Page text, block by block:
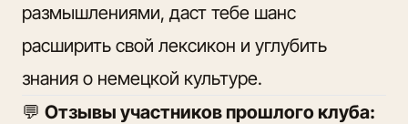
размышлениями, даст тебе шанс
расширить свой лексикон и углубить
знания о немецкой культуре.
💬 Отзывы участников прошлого клуба: